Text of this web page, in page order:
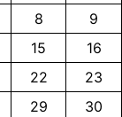
8
9
15
16
22
23
29
30